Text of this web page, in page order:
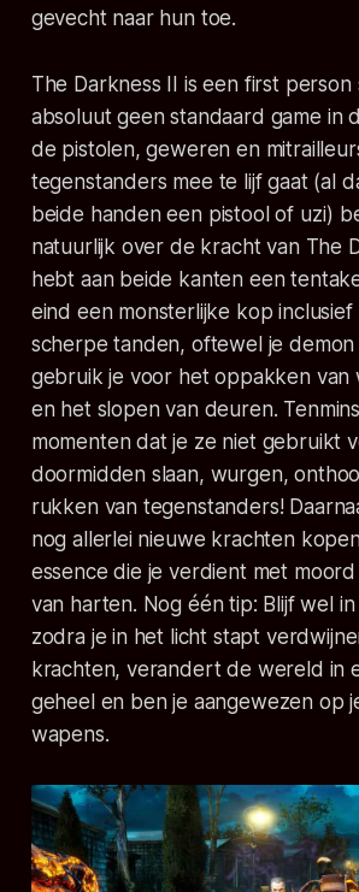
gevecht naar hun toe.
The Darkness II is een first person
absoluut geen standaard game in
de pistolen, geweren en
tegenstanders mee te lijf gaat (al
beide handen een pistool of uzi)
natuurlijk over de kracht van The
hebt aan beide kanten een
eind een monsterlijke kop inclusief
scherpe tanden, oftewel jedemon
gebruik je voor het oppakken van
en het slopen van deuren.
momenten dat je ze niet gebruikt
doormidden slaan, wurgen,
rukken van tegenstanders!
nog allerlei nieuwe krachten
essence die je verdient met
van harten. Nog één tip: Blijf wel
zodra je in het licht stapt
krachten, verandert de wereld in
geheel en ben je aangewezen op
wapens.